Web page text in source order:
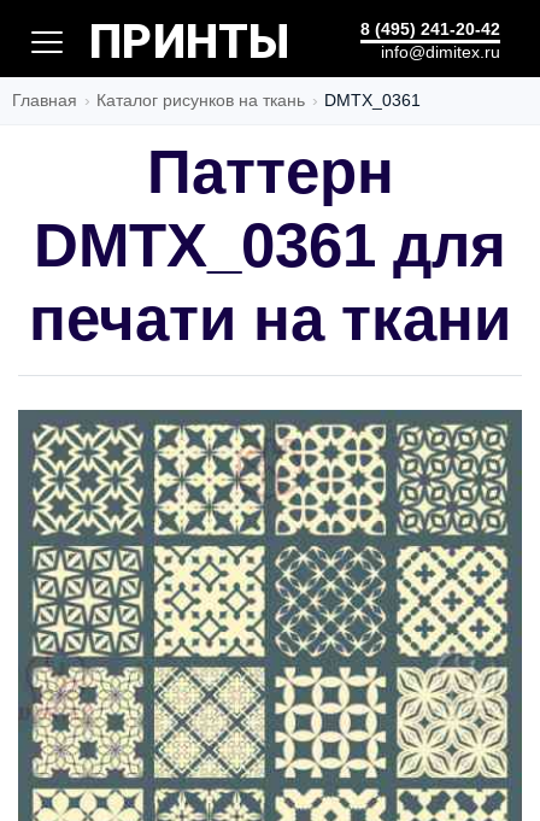
ШЕДЕВР
8 (495) 241-20-42
info@dimitex.ru
Главная Каталог рисунков на ткань DMTX_0361
Паттерн
DMTX_0361 для
печати на ткани